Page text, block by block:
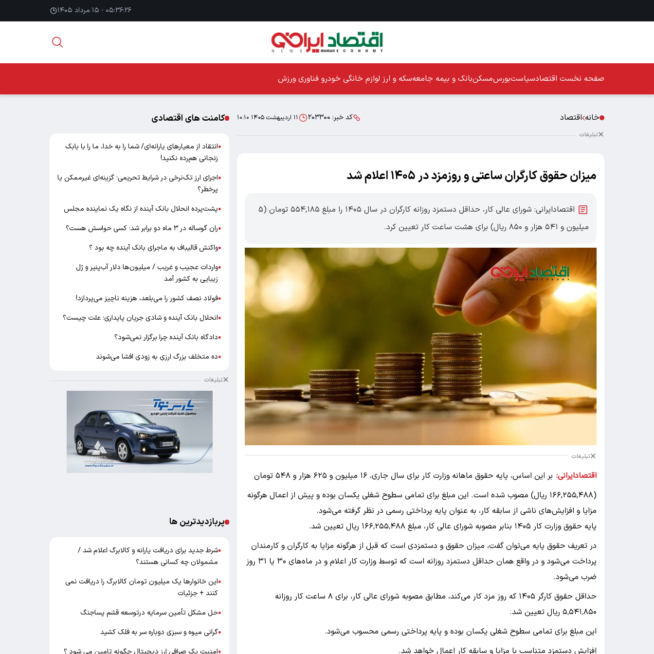
۰۵:۳۶:۲۷ - ۱۵ مرداد ۱۴۰۵
صفحه نخست اقتصادسیاستبورسمسکنبانک و بیمه جامعهسکه و ارز لوازم خانگی خودرو فناوری ورزش
خانه اقتصاد کد خبر: ۲۰۳۳۰۰ ۱۱ اردیبهشت ۱۴۰۵ ۱۰:۱۰
تبلیغات
میزان حقوق کارگران ساعتی و روزمزد در ۱۴۰۵ اعلام شد
اقتصادایرانی: شورای عالی کار، حداقل دستمزد روزانه کارگران در سال ۱۴۰۵ را مبلغ ۵۵۴,۱۸۵ تومان (۵
میلیون و ۵۴۱ هزار و ۸۵۰ ریال) برای هشت ساعت کار تعیین کرد.
تبلیغات
اقتصادایرانی:
بر این اساس، پایه حقوق ماهانه وزارت کار برای سال جاری، ۱۶ میلیون و ۶۲۵ هزار و ۵۴۸ تومان
(۱۶۶,۲۵۵,۴۸۸ ریال) مصوب شده است. این مبلغ برای تمامی سطوح شغلی یکسان بوده و پیش از اعمال هرگونه
مزایا و افزایش‌های ناشی از سابقه کار، به عنوان پایه پرداختی رسمی در نظر گرفته می‌شود.
پایه حقوق وزارت کار ۱۴۰۵ بنابر مصوبه شورای عالی کار، مبلغ ۱۶۶٬۲۵۵٬۴۸۸ ریال تعیین شد.
در تعریف حقوق پایه می‌توان گفت، میزان حقوق و دستمزدی است که قبل از هر‌گونه مزایا به کارگران و کارمندان
پرداخت می‌شود و در واقع همان حداقل دستمزد روزانه است که توسط وزارت کار اعلام و در ماه‌های ۳۰ یا ۳۱ روز
ضرب می‌شود.
حداقل حقوق کارگر ۱۴۰۵ که روز مزد کار می‌کند، مطابق مصوبه شورای عالی کار، برای ۸ ساعت کار روزانه
۵٬۵۴۱٬۸۵۰ ریال تعیین شد.
این مبلغ برای تمامی سطوح شغلی یکسان بوده و پایه پرداختی رسمی محسوب می‌شود.
افزایش دستمزد متناسب با مزایا و سابقه کار اعمال خواهد شد.
کامنت های اقتصادی
●انتقاد از معیارهای یارانه‌ای/ شما را به خدا، ما را با بابک
زنجانی هم‌رده نکنید!
●اجرای ارز تک‌نرخی در شرایط تحریمی؛ گزینه‌ای غیرممکن یا
پرخطر؟
●پشت‌پرده انحلال بانک آینده از نگاه یک نماینده مجلس
●ران گوساله در ۳ ماه دو برابر شد؛ کسی حواسش هست؟
●واکنش قالیباف به ماجرای بانک آینده چه بود ؟
●واردات عجیب و غریب / میلیون‌ها دلار آب‌پنیر و ژل
زیبایی به کشور آمد
●فولاد نصف کشور را می‌بلعد، هزینه ناچیز می‌پردازد!
●انحلال بانک آینده و شادی جریان پایداری؛ علت چیست؟
●دادگاه بانک آینده چرا برگزار نمی‌شود؟
●ده متخلف بزرگ ارزی به زودی افشا می‌شوند
تبلیغات
پربازدیدترین ها
●شرط جدید برای دریافت یارانه و کالابرگ اعلام شد /
مشمولان چه کسانی هستند؟
●این خانوارها یک میلیون تومان کالابرگ را دریافت نمی‌
کنند + جزئیات
●حل مشکل تأمین سرمایه درتوسعه قشم پساجنگ
●گرانی میوه و سبزی دوباره سر به فلک کشید
●امنیت یک صرافی ارز دیجیتال چگونه تامین می شود ؟